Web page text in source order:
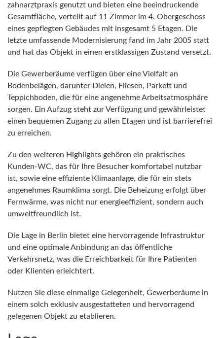
zahnarztpraxis genutzt und bieten eine beeindruckende
Gesamtfläche, verteilt auf 11 Zimmer im 4. Obergeschoss
eines gepflegten Gebäudes mit insgesamt 5 Etagen. Die
letzte umfassende Modernisierung fand im Jahr 2005 statt
und hat das Objekt in einen erstklassigen Zustand versetzt.
Die Gewerberäume verfügen über eine Vielfalt an
Bodenbelägen, darunter Dielen, Fliesen, Parkett und
Teppichboden, die für eine angenehme Arbeitsatmosphäre
sorgen. Ein Aufzug steht zur Verfügung und gewährleistet
einen bequemen Zugang zu allen Etagen und ist barrierefrei
zu erreichen.
Zu den weiteren Highlights gehören ein praktisches
Kunden-WC, das für Ihre Besucher komfortabel nutzbar
ist, sowie eine effiziente Klimaanlage, die für ein stets
angenehmes Raumklima sorgt. Die Beheizung erfolgt über
Fernwärme, was nicht nur energieeffizient, sondern auch
umweltfreundlich ist.
Die Lage in Berlin bietet eine hervorragende Infrastruktur
und eine optimale Anbindung an das öffentliche
Verkehrsnetz, was die Erreichbarkeit für Ihre Patienten
oder Klienten erleichtert.
Nutzen Sie diese einmalige Gelegenheit, Gewerberäume in
einem solch exklusiv ausgestatteten und hervorragend
gelegenen Objekt zu etablieren.